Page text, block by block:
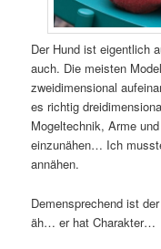
Der Hund ist eigentlich
auch. Die meisten
zweidimensional
es richtig
Mogeltechnik, Arme
einzunähen… Ich
annähen.
Demensprechend ist
äh… er hat Charakter…